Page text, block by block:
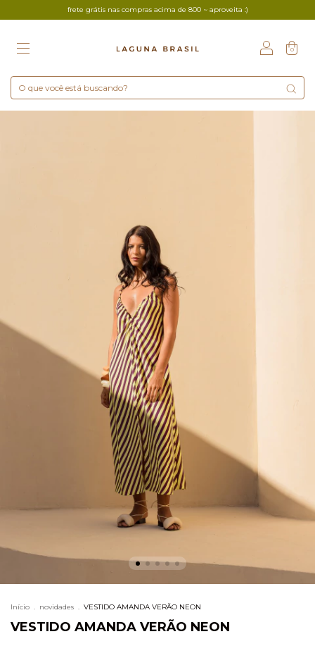
frete grátis nas compras acima de 800 ~ aproveita :)
0
Início . novidades . VESTIDO AMANDA VERÃO NEON
VESTIDO AMANDA VERÃO NEON